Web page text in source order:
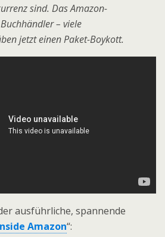
sind. Das Amazon-
– viele
jetzt einen Paket-Boykott.
ausführliche, spannende
Amazon“: